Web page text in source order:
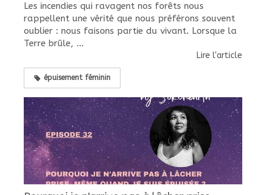
Les incendies qui ravagent nos forêts nous
rappellent une vérité que nous préférons souvent
oublier : nous faisons partie du vivant. Lorsque la
Terre brûle, ...
Lire l'article
épuisement féminin